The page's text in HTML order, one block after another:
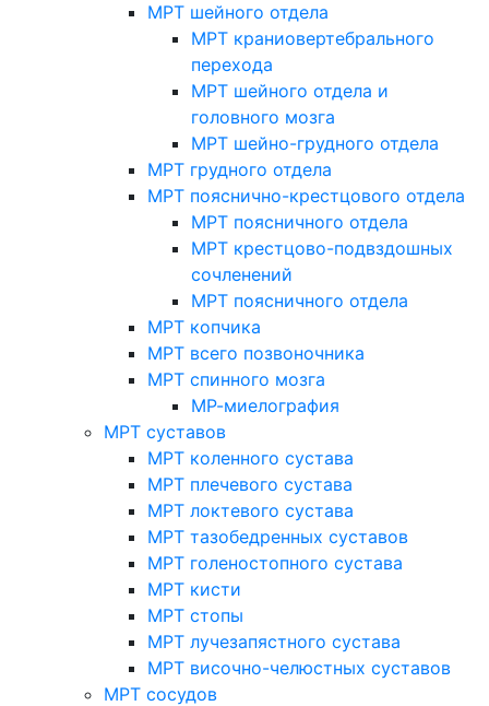
МРТ шейного отдела
МРТ краниовертебрального
перехода
МРТ шейного отдела и
головного мозга
МРТ шейно-грудного отдела
МРТ грудного отдела
МРТ пояснично-крестцового отдела
МРТ поясничного отдела
МРТ крестцово-подвздошных
сочленений
МРТ поясничного отдела
МРТ копчика
МРТ всего позвоночника
МРТ спинного мозга
МР-миелография
МРТ суставов
МРТ коленного сустава
МРТ плечевого сустава
МРТ локтевого сустава
МРТ тазобедренных суставов
МРТ голеностопного сустава
МРТ кисти
МРТ стопы
МРТ лучезапястного сустава
МРТ височно-челюстных суставов
МРТ сосудов